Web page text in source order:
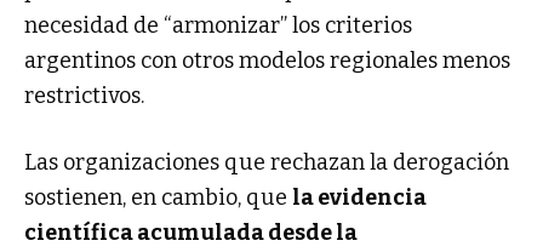
necesidad de “armonizar” los criterios
argentinos con otros modelos regionales menos
restrictivos.
Las organizaciones que rechazan la derogación
sostienen, en cambio, que la evidencia
científica acumulada desde la